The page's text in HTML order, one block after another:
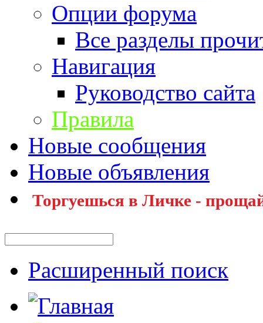
Опции форума
Все разделы
Навигация
Руководство сайта
Правила
Новые сообщения
Новые объявления
Торгуешься в Личке -
Расширенный поиск